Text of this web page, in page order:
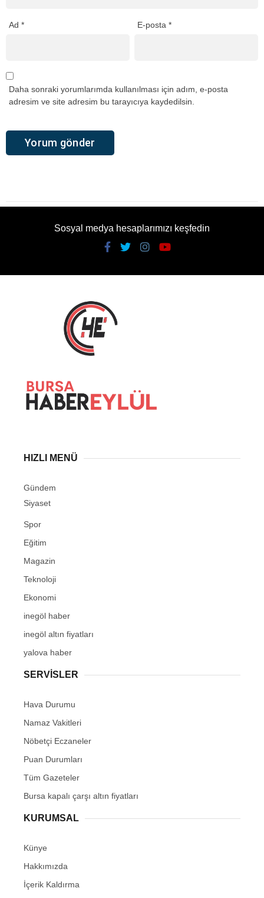
Ad * E-posta*
Daha sonraki yorumlarımda kullanılması için adım, e-posta
adresim ve site adresim bu tarayıcıya kaydedilsin.
Sosyal medya hesaplarımızı keşfedin
HIZLI MENÜ
Gündem
Siyaset
Spor
Eğitim
Magazin
Teknoloji
Ekonomi
inegöl haber
inegöl altın fiyatları
yalova haber
SERVİSLER
Hava Durumu
Namaz Vakitleri
Nöbetçi Eczaneler
Puan Durumları
Tüm Gazeteler
Bursa kapalı çarşı altın fiyatları
KURUMSAL
Künye
Hakkımızda
İçerik Kaldırma